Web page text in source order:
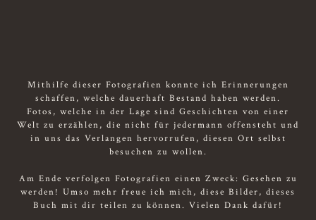
Mithilfe dieser Fotografien konnte ich Erinnerungen
schaffen, welche dauerhaft Bestand haben werden.
Fotos, welche in der Lage sind Geschichten von einer
Welt zu erzählen, die nicht für jedermann offensteht und
in uns das Verlangen hervorrufen, diesen Ort selbst
besuchen zu wollen.
Am Ende verfolgen Fotografien einen Zweck: Gesehen zu
werden! Umso mehr freue ich mich, diese Bilder, dieses
Buch mit dir teilen zu können. Vielen Dank dafür!